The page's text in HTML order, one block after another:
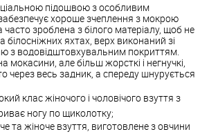
підошвою з особливим
хороше зчеплення з мокрою
зроблена з білого матеріалу, щоб не
білосніжних яхтах, верх виконаний зі
з водовідштовхувальним покриттям.
мокасини, але більш жорсткі і негнучкі,
через весь задник, а спереду шнурується
клас жіночого і чоловічого взуття з
ногу по щиколотку;
та жіноче взуття, виготовлене ​​з овчини